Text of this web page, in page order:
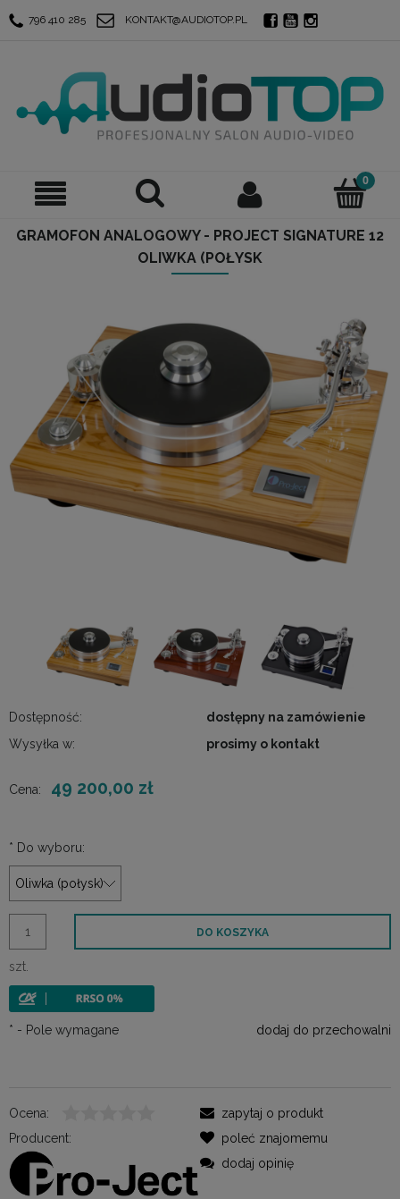
796 410 285 KONTAKT@AUDIOTOP.PL
GRAMOFON ANALOGOWY - PROJECT SIGNATURE 12
OLIWKA (POŁYSK
Dostępność:
dostępny na zamówienie
Wysyłka w:
prosimy o kontakt
Cena: 49 200,00 zł
* Do wyboru:
szt.
DO KOSZYKA
dodaj do przechowalni
* - Pole wymagane
Ocena:
Producent:
zapytaj o produkt
poleć znajomemu
dodaj opinię